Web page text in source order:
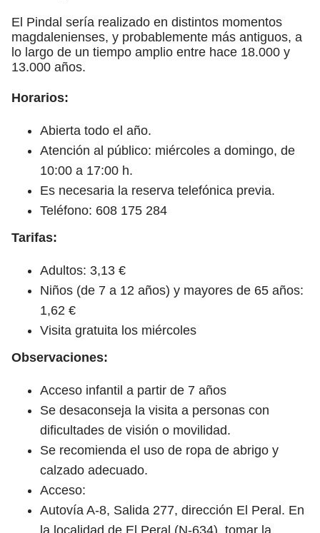
El Pindal sería realizado en distintos momentos
magdalenienses, y probablemente más antiguos, a
lo largo de un tiempo amplio entre hace 18.000 y
13.000 años.
Horarios:
Abierta todo el año.
Atención al público: miércoles a domingo, de
10:00 a 17:00 h.
Es necesaria la reserva telefónica previa.
Teléfono: 608 175 284
Tarifas:
Adultos: 3,13 €
Niños (de 7 a 12 años) y mayores de 65 años:
1,62 €
Visita gratuita los miércoles
Observaciones:
Acceso infantil a partir de 7 años
Se desaconseja la visita a personas con
dificultades de visión o movilidad.
Se recomienda el uso de ropa de abrigo y
calzado adecuado.
Acceso:
Autovía A-8, Salida 277, dirección El Peral. En
la localidad de El Peral (N-634), tomar la